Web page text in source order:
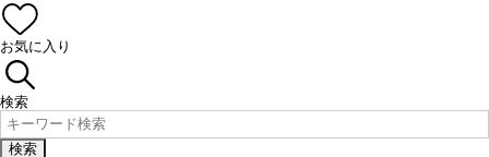
お気に入り
検索
検索